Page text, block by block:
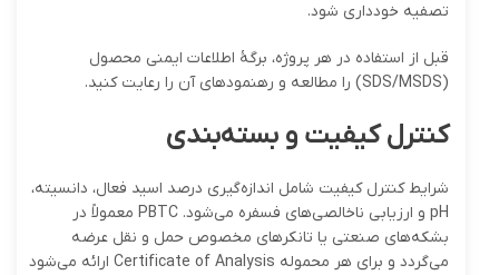
تصفیه خودداری شود.
قبل از استفاده در هر پروژه، برگهٔ اطلاعات ایمنی محصول
(SDS/MSDS) را مطالعه و رهنمودهای آن را رعایت کنید.
کنترل کیفیت و بسته‌بندی
شرایط کنترل کیفیت شامل اندازه‌گیری درصد اسید فعال، دانسیته،
pH و ارزیابی ناخالصی‌های فسفره می‌شود. PBTC معمولاً در
بشکه‌های صنعتی یا تانکرهای مخصوص حمل و نقل عرضه
می‌گردد و برای هر محموله Certificate of Analysis ارائه می‌شود